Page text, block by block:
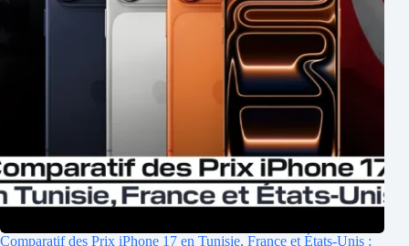
Comparatif des Prix iPhone 17 en Tunisie, France et États-Unis :